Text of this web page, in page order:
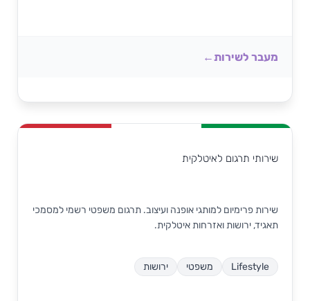
מעבר לשירות
שירותי תרגום לאיטלקית
שירות פרימיום למותגי אופנה ועיצוב. תרגום משפטי רשמי למסמכי
תאגיד, ירושות ואזרחות איטלקית.
Lifestyle משפטי ירושות